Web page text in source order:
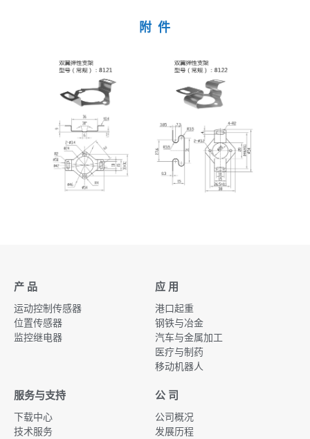
附 件
产 品
运动控制传感器
位置传感器
监控继电器
应 用
港口起重
钢铁与冶金
汽车与金属加工
医疗与制药
移动机器人
服务与支持
下载中心
技术服务
公 司
公司概况
发展历程